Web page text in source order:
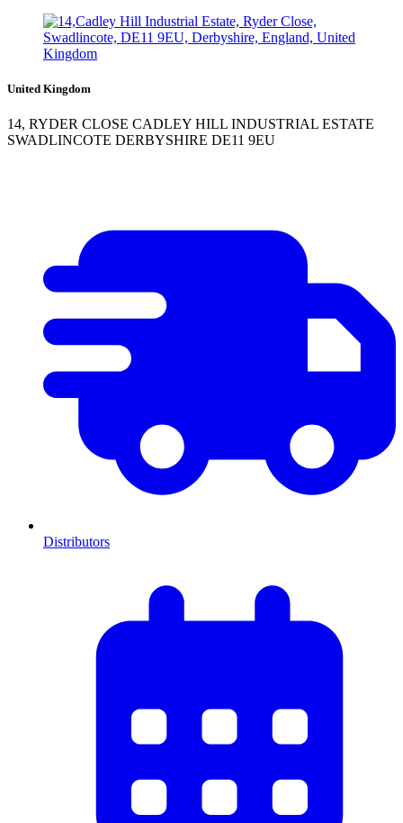
United Kingdom
14, RYDER CLOSE CADLEY HILL INDUSTRIAL ESTATE
SWADLINCOTE DERBYSHIRE DE11 9EU
Distributors